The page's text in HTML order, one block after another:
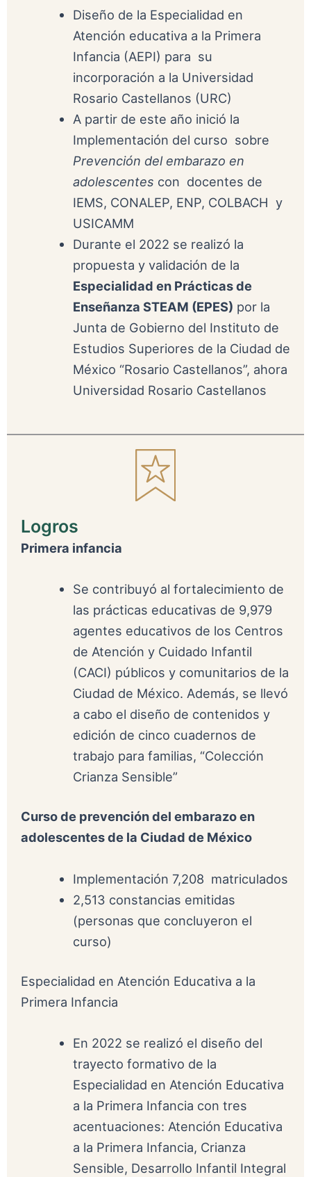
Diseño de la Especialidad en
Atención educativa a la Primera
Infancia (AEPI) para su
incorporación a la Universidad
Rosario Castellanos (URC)
A partir de este año inició la
Implementación del curso sobre
Prevención del embarazo en
adolescentes con docentes de
IEMS, CONALEP, ENP, COLBACH y
USICAMM
Durante el 2022 se realizó la
propuesta y validación de la
Especialidad en Prácticas de
Enseñanza STEAM (EPES) por la
Junta de Gobierno del Instituto de
Estudios Superiores de la Ciudad de
México “Rosario Castellanos”, ahora
Universidad Rosario Castellanos
Logros
Primera infancia
Se contribuyó al fortalecimiento de
las prácticas educativas de 9,979
agentes educativos de los Centros
de Atención y Cuidado Infantil
(CACI) públicos y comunitarios de la
Ciudad de México. Además, se llevó
a cabo el diseño de contenidos y
edición de cinco cuadernos de
trabajo para familias, “Colección
Crianza Sensible”
Curso de prevención del embarazo en
adolescentes de la Ciudad de México
Implementación 7,208 matriculados
2,513 constancias emitidas
(personas que concluyeron el
curso)
Especialidad en Atención Educativa a la
Primera Infancia
En 2022 se realizó el diseño del
trayecto formativo de la
Especialidad en Atención Educativa
a la Primera Infancia con tres
acentuaciones: Atención Educativa
a la Primera Infancia, Crianza
Sensible, Desarrollo Infantil Integral